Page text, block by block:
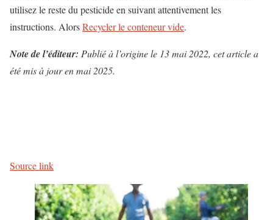
utilisez le reste du pesticide en suivant attentivement les
instructions. AlorsRecycler le conteneur vide.
Note de l’éditeur: Publié à l’origine le 13 mai 2022, cet article a
été mis à jour en mai 2025.
t
Source link